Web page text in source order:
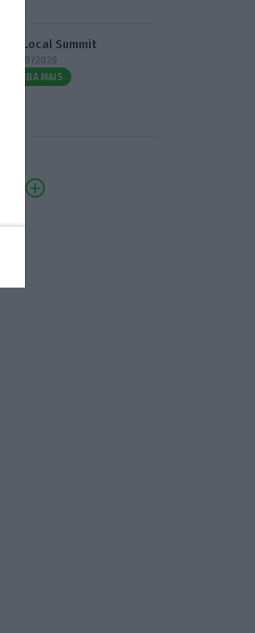
3.º Local Summit
07/10/2026
SAIBA MAIS